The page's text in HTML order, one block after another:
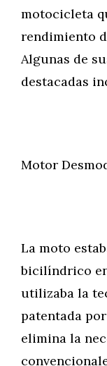
motocicleta
rendimiento
Algunas de
destacadas
Motor
La moto
bicilíndrico
utilizaba la
patentada
elimina la